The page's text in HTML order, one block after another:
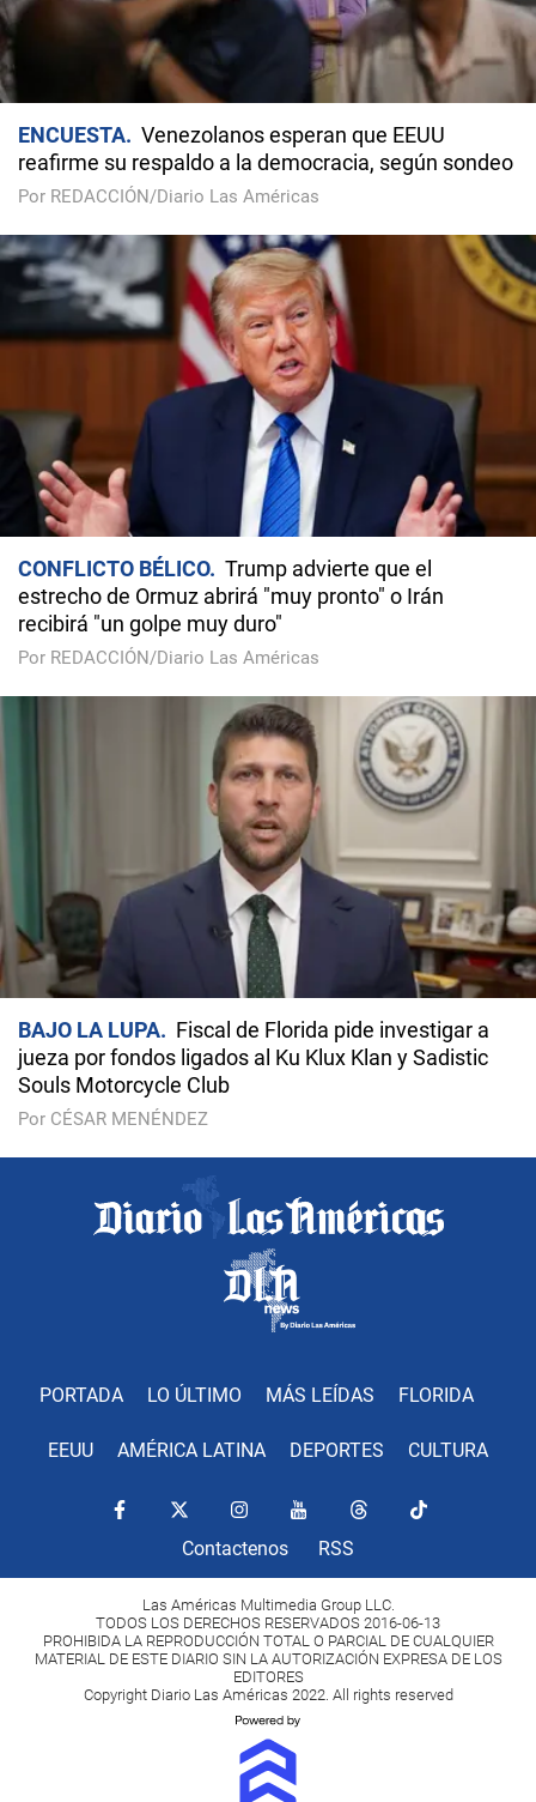
ENCUESTA
Venezolanos esperan que EEUU
reafirme su respaldo a la democracia, según sondeo
Por REDACCIÓN/Diario Las Américas
CONFLICTO BÉLICO
Trump advierte que el
estrecho de Ormuz abrirá "muy pronto" o Irán
recibirá "un golpe muy duro"
Por REDACCIÓN/Diario Las Américas
BAJO LA LUPA
Fiscal de Florida pide investigar a
jueza por fondos ligados al Ku Klux Klan y Sadistic
Souls Motorcycle Club
Por CÉSAR MENÉNDEZ
PORTADA LO ÚLTIMO MÁS LEÍDAS FLORIDA
EEUU AMÉRICA LATINA DEPORTES CULTURA
Contactenos RSS
Las Américas Multimedia Group LLC.
TODOS LOS DERECHOS RESERVADOS 2016-06-13
PROHIBIDA LA REPRODUCCIÓN TOTAL O PARCIAL DE CUALQUIER
MATERIAL DE ESTE DIARIO SIN LA AUTORIZACIÓN EXPRESA DE LOS
EDITORES
Copyright Diario Las Américas 2022. All rights reserved